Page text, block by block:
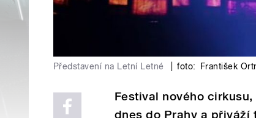
Představení na Letní Letné foto: František
Festival nového
dnes do Prahy a přiváží